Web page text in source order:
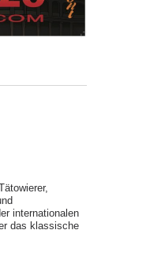
internationalen
das klassische